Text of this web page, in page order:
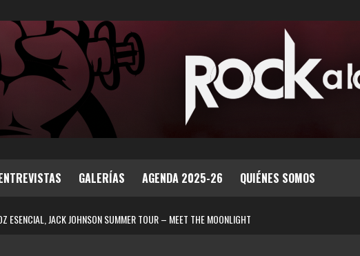
GALERÍAS AGENDA 2025-26 QUIÉNES SOMOS
ESENCIAL, JACK JOHNSON SUMMER TOUR – MEET THE MOONLIGHT